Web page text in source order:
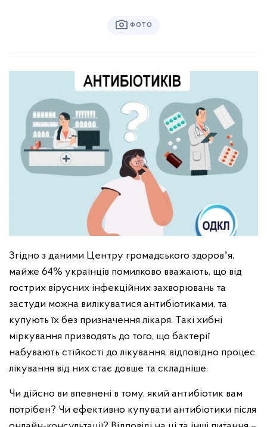
ФОТО
Згідно з даними Центру громадського здоровʼя,
майже 64% українців помилково вважають, що від
гострих вірусних інфекційних захворювань та
застуди можна вилікуватися антибіотиками, та
купують їх без призначення лікаря. Такі хибні
міркування призводять до того, що бактерії
набувають стійкості до лікування, відповідно процес
лікування від них стає довше та складніше.
Чи дійсно ви впевнені в тому, який антибіотик вам
потрібен? Чи ефективно купувати антибіотики після